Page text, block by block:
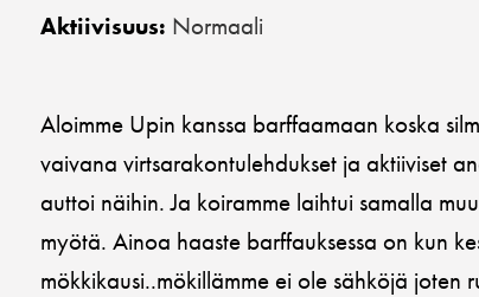
Aktiivisuus: Normaali
Aloimme Upin kanssa barffaamaan koska
vaivana virtsarakontulehdukset ja aktiiviset
auttoi näihin. Ja koiramme laihtui samalla
myötä. Ainoa haaste barffauksessa on kun
mökkikausi..mökillämme ei ole sähköjä joten